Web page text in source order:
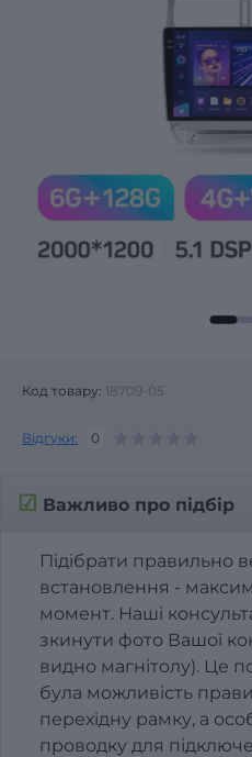
Код товару: 18709-05
Відгуки: 0
☑ Важливо про підбір
Підібрати правильно
встановлення -
момент. Наші
зкинути фото Вашої
видно магнітолу). Це
була можливість
перехідну рамку, а
проводку для